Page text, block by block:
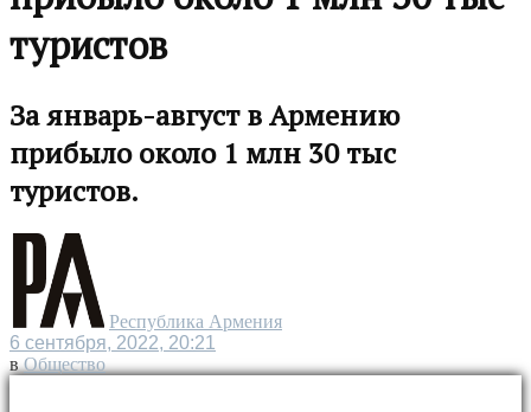
туристов
За январь-август в Армению
прибыло около 1 млн 30 тыс
туристов.
Республика Армения
6 сентября, 2022, 20:21
в Общество